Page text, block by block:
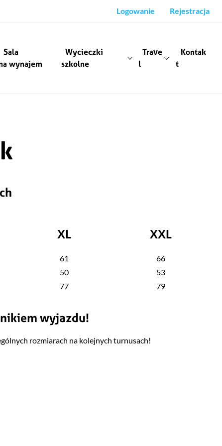
Logowanie Rejestracja
Sala
wynajem
Wycieczki
szkolne
Trave
l
Kontak
t
XL XXL
61
66
50
53
77 79
wyjazdu!
rozmiarach na kolejnych turnusach!